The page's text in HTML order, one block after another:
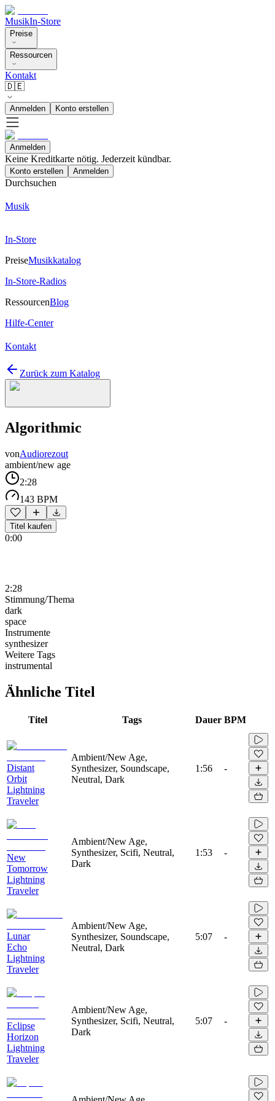
MusikIn-Store
Preise
Ressourcen
Kontakt
🇩🇪
Anmelden Konto erstellen
Anmelden
Keine Kreditkarte nötig. Jederzeit kündbar.
Konto erstellen Anmelden
Durchsuchen
Musik
In-Store
PreiseMusikkatalog
In-Store-Radios
RessourcenBlog
Hilfe-Center
Kontakt
Zurück zum Katalog
Algorithmic
vonAudiorezout
ambient/new age
2:28
143 BPM
Titel kaufen
0:00
2:28
Stimmung/Thema
dark
space
Instrumente
synthesizer
Weitere Tags
instrumental
Ähnliche Titel
Titel Tags Dauer BPM
Distant
Orbit
Lightning
Traveler
Ambient/New Age,
Synthesizer, Soundscape,
Neutral, Dark
1:56 -
New
Tomorrow
Lightning
Traveler
Ambient/New Age,
Synthesizer, Scifi, Neutral,
Dark
1:53 -
Lunar
Echo
Lightning
Traveler
Ambient/New Age,
Synthesizer, Soundscape,
Neutral, Dark
5:07 -
Eclipse
Horizon
Lightning
Traveler
Ambient/New Age,
Synthesizer, Scifi, Neutral,
Dark
5:07 -